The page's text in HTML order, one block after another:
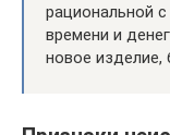
рациональной
времени и
новое изделие,